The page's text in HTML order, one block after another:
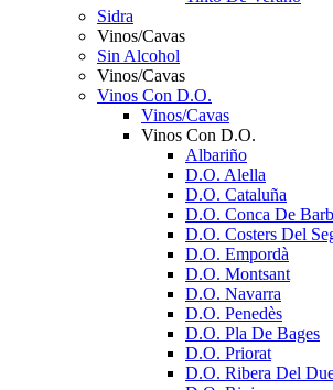
Sidra
Vinos/Cavas
Sin Alcohol
Vinos/Cavas
Vinos Con D.O.
Vinos/Cavas
Vinos Con D.O.
Albariño
D.O. Alella
D.O. Cataluña
D.O. Conca De
D.O. Costers Del
D.O. Empordà
D.O. Montsant
D.O. Navarra
D.O. Penedès
D.O. Pla De Bages
D.O. Priorat
D.O. Ribera Del